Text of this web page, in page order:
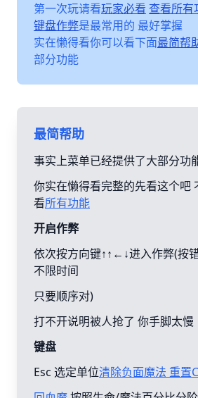
第一次玩请看玩家必看 查看所有
键盘作弊是最常用的 最好掌握
实在懒得看你可以看下面最简帮
部分功能
最简帮助
事实上菜单已经提供了大部分功
你实在懒得看完整的先看这个吧
看所有功能
开启作弊
依次按方向键↑↑←↓进入作弊(按
不限时间
只要顺序对)
打不开说明被人抢了 你手脚太慢
键盘
Esc 选定单位清除负面魔法 重置